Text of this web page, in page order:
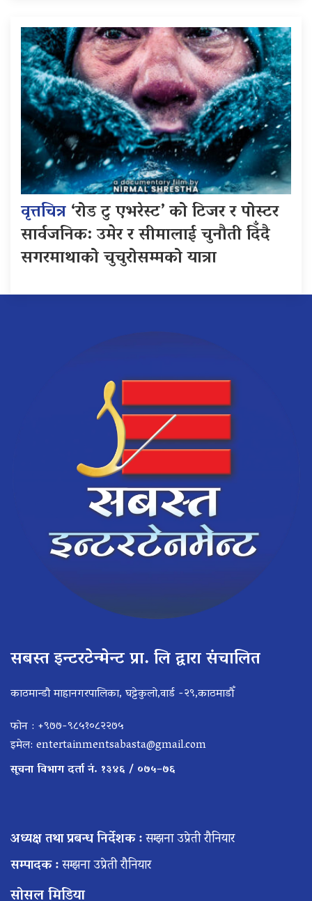
वृत्तचित्र‘रोड टु एभरेस्ट’ को टिजर र पोस्टर
सार्वजनिक: उमेर र सीमालाई चुनौती दिँदै
सगरमाथाको चुचुरोसम्मको यात्रा
सबस्त इन्टरटेन्मेन्ट प्रा. लि द्वारा संचालित
काठमान्डौ माहानगरपालिका, घट्टेकुलो,वार्ड -२९,काठमाडौँ
फोन : +९७७-९८५१०८२२७५
इमेल: entertainmentsabasta@gmail.com
सूचना विभाग दर्ता नं. १३४६ / ०७५–७६
अध्यक्ष तथा प्रबन्ध निर्देशक :सम्झना उप्रेती रौनियार
सम्पादक :सम्झना उप्रेती रौनियार